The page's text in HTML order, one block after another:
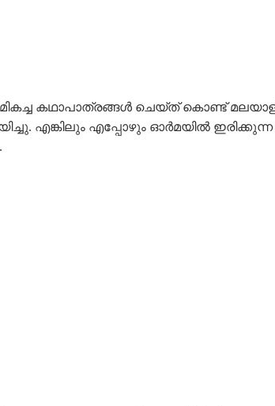
നിരവധി മികച്ച കഥാപാത്രങ്ങൾ ചെയ്ത് കൊണ്ട്
എങ്കിലും എപ്പോഴും ഓർമയിൽ ഇരിക്കുന്ന